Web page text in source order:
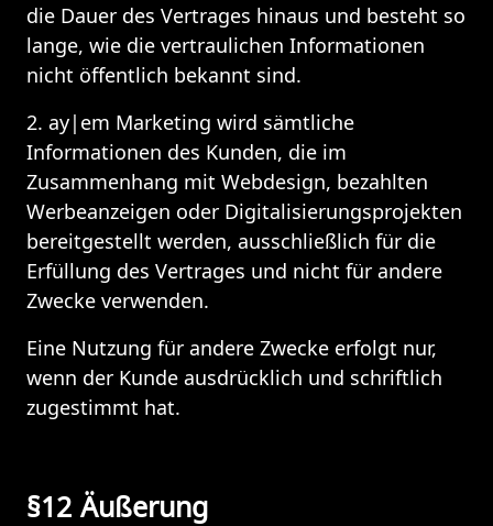
die Dauer des Vertrages hinaus und besteht so
lange, wie die vertraulichen Informationen
nicht öffentlich bekannt sind.
2. ay|em Marketing wird sämtliche
Informationen des Kunden, die im
Zusammenhang mit Webdesign, bezahlten
Werbeanzeigen oder Digitalisierungsprojekten
bereitgestellt werden, ausschließlich für die
Erfüllung des Vertrages und nicht für andere
Zwecke verwenden.
Eine Nutzung für andere Zwecke erfolgt nur,
wenn der Kunde ausdrücklich und schriftlich
zugestimmt hat.
§12 Äußerung